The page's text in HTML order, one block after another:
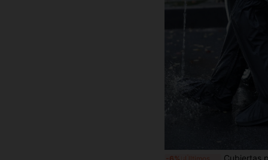
Cubiertas para botas de lluvia altas, sobrecalzado impermeable antideslizante para